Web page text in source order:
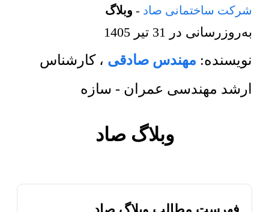
شرکت ساختمانی صاد - وبلاگ
به‌روزرسانی در 31 تیر 1405
نویسنده: مهندس صادقی ،کارشناس
ارشد مهندسی عمران - سازه
وبلاگ صاد